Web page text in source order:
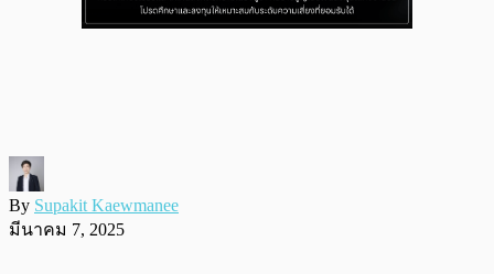
By Supakit Kaewmanee
มีนาคม 7, 2025